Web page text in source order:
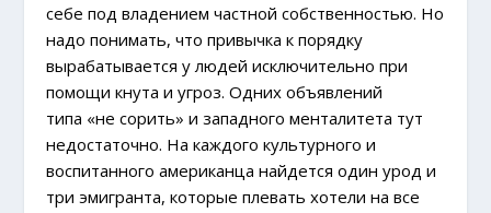
себе под владением частной собственностью. Но
надо понимать, что привычка к порядку
вырабатывается у людей исключительно при
помощи кнута и угроз. Одних объявлений
типа «не сорить» и западного менталитета тут
недостаточно. На каждого культурного и
воспитанного американца найдется один урод и
три эмигранта, которые плевать хотели на все